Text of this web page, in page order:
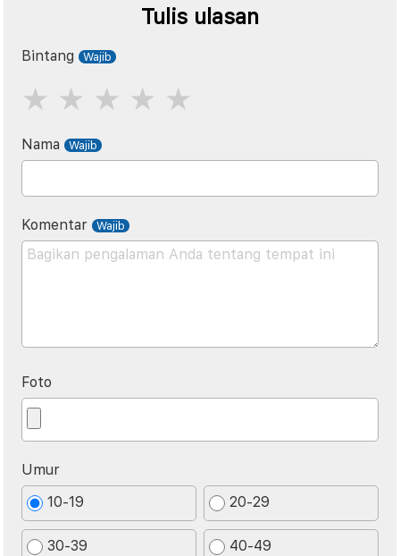
Tulis ulasan
Bintang
Nama
Komentar
Foto
Umur
10-19
20-29
30-39 40-49